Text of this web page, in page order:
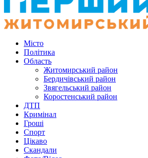
Місто
Політика
Область
Житомирський район
Бердичівський район
Звягельський район
Коростенський район
ДТП
Кримінал
Гроші
Спорт
Цікаво
Скандали